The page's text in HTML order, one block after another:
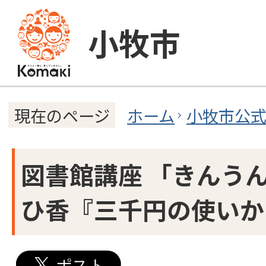
小牧市
現在のページ ホーム 小牧市公
図書館講座 「きんう
ひ香『三千円の使い